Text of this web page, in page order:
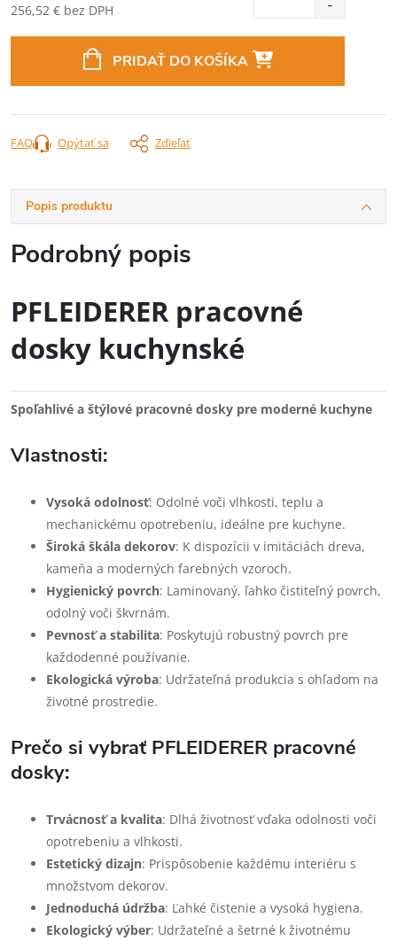
256,52 € bez DPH
PRIDAŤ DO KOŠÍKA
Opýtať sa Zdieľať
FAQ
Popis produktu
Podrobný popis
PFLEIDERER pracovné
dosky kuchynské
Spoľahlivé a štýlové pracovné dosky pre moderné kuchyne
Vlastnosti:
Vysoká odolnosť: Odolné voči vlhkosti, teplu a
mechanickému opotrebeniu, ideálne pre kuchyne.
Široká škála dekorov: K dispozícii v imitáciách dreva,
kameňa a moderných farebných vzoroch.
Hygienický povrch: Laminovaný, ľahko čistiteľný povrch,
odolný voči škvrnám.
Pevnosť a stabilita: Poskytujú robustný povrch pre
každodenné používanie.
Ekologická výroba: Udržateľná produkcia s ohľadom na
životné prostredie.
Prečo si vybrať PFLEIDERER pracovné
dosky:
Trvácnosť a kvalita: Dlhá životnosť vďaka odolnosti voči
opotrebeniu a vlhkosti.
Estetický dizajn: Prispôsobenie každému interiéru s
množstvom dekorov.
Jednoduchá údržba: Ľahké čistenie a vysoká hygiena.
Ekologický výber: Udržateľné a šetrné k životnému